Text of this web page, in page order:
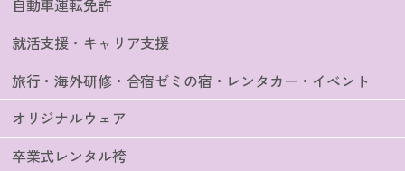
自動車運転免許
就活支援・キャリア支援
旅行・海外研修・合宿ゼミの宿・レンタカー・イベント
オリジナルウェア
卒業式レンタル袴